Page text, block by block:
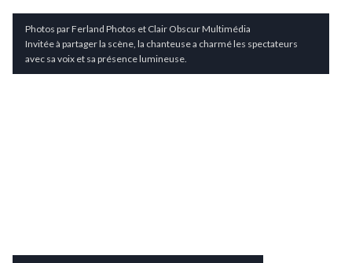
Photos par Ferland Photos et Clair Obscur Multimédia
Invitée à partager la scène, la chanteuse a charmé les spectateurs
avec sa voix et sa présence lumineuse.